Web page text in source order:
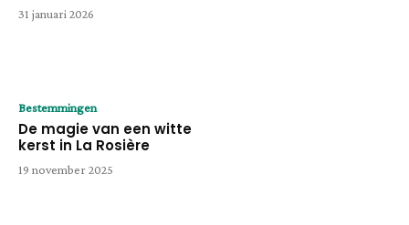
31 januari 2026
Bestemmingen
De magie van een witte
kerst in La Rosière
19 november 2025